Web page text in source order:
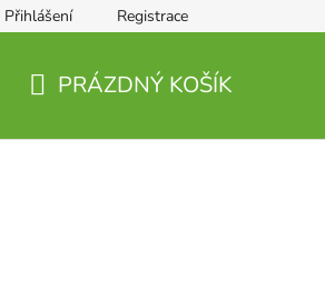
Přihlášení Registrace
PRÁZDNÝ KOŠÍK